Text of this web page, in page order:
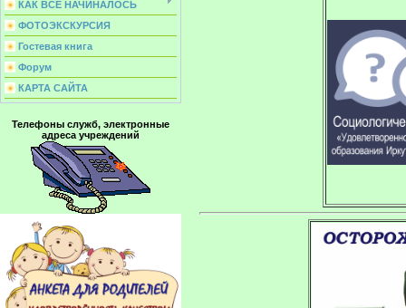
КАК ВСЁ НАЧИНАЛОСЬ
ФОТОЭКСКУРСИЯ
Гостевая книга
Форум
КАРТА САЙТА
Телефоны служб, электронные
адреса учреждений